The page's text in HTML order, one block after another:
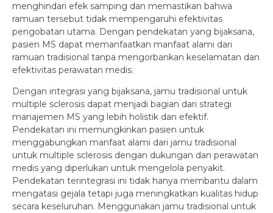
menghindari efek samping dan memastikan bahwa
ramuan tersebut tidak mempengaruhi efektivitas
pengobatan utama. Dengan pendekatan yang bijaksana,
pasien MS dapat memanfaatkan manfaat alami dari
ramuan tradisional tanpa mengorbankan keselamatan dan
efektivitas perawatan medis.
Dengan integrasi yang bijaksana, jamu tradisional untuk
multiple sclerosis dapat menjadi bagian dari strategi
manajemen MS yang lebih holistik dan efektif.
Pendekatan ini memungkinkan pasien untuk
menggabungkan manfaat alami dari jamu tradisional
untuk multiple sclerosis dengan dukungan dan perawatan
medis yang diperlukan untuk mengelola penyakit.
Pendekatan terintegrasi ini tidak hanya membantu dalam
mengatasi gejala tetapi juga meningkatkan kualitas hidup
secara keseluruhan. Menggunakan jamu tradisional untuk